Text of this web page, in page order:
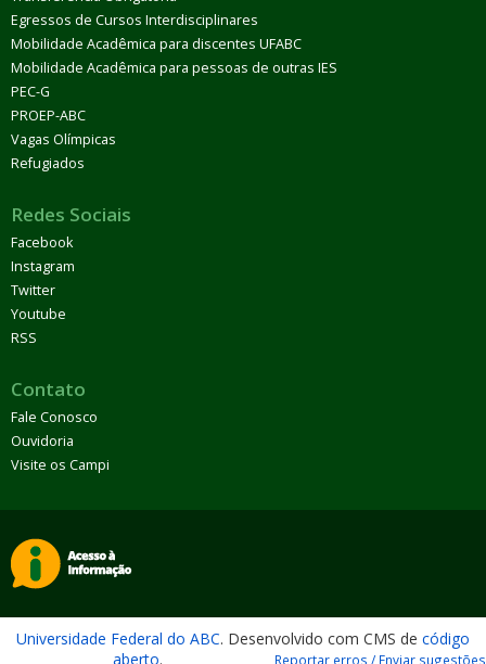
Egressos de Cursos Interdisciplinares
Mobilidade Acadêmica para discentes UFABC
Mobilidade Acadêmica para pessoas de outras IES
PEC-G
PROEP-ABC
Vagas Olímpicas
Refugiados
Redes Sociais
Facebook
Instagram
Twitter
Youtube
RSS
Contato
Fale Conosco
Ouvidoria
Visite os Campi
Universidade Federal do ABC. Desenvolvido com CMS de código
aberto. Reportar erros / Enviar sugestões